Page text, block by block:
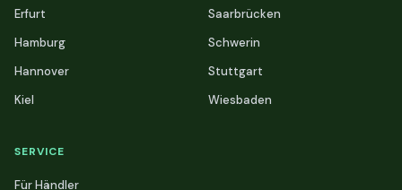
Erfurt
Hamburg
Hannover
Kiel
Saarbrücken
Schwerin
Stuttgart
Wiesbaden
SERVICE
Für Händler